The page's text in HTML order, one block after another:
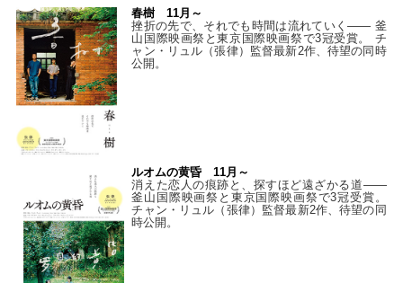
春樹 11月～
挫折の先で、それでも時間は流れていく—— 釜
山国際映画祭と東京国際映画祭で3冠受賞。 チ
ャン・リュル（張律）監督最新2作、待望の同時
公開。
ルオムの黄昏 11月～
消えた恋人の痕跡と、探すほど遠ざかる道——
釜山国際映画祭と東京国際映画祭で3冠受賞。
チャン・リュル（張律）監督最新2作、待望の同
時公開。